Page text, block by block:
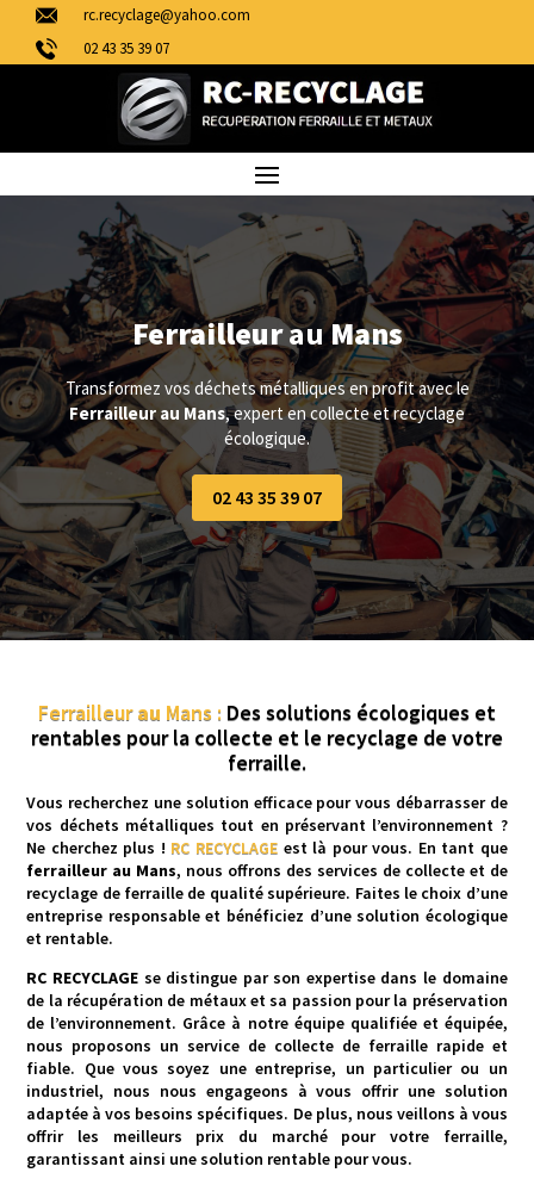
rc.recyclage@yahoo.com
02 43 35 39 07
FerrailleurauMans
Transformez vos déchets métalliques en profit avec le
Ferrailleur au Mans, expert en collecte et recyclage
écologique.
02 43 35 39 07
Ferrailleurau Mans : Des solutions écologiques et
rentables pour la collecte et le recyclage de votre
ferraille.
Vous recherchez une solution efficace pour vous débarrasser de
vos déchets métalliques tout en préservant l’environnement ?
Ne cherchez plus ! RC RECYCLAGEest là pour vous. En tant que
ferrailleur au Mans, nous offrons des services de collecte et de
recyclage de ferraille de qualité supérieure. Faites le choix d’une
entreprise responsable et bénéficiez d’une solution écologique
et rentable.
RC RECYCLAGEse distingue par son expertise dans le domaine
de la récupération de métaux et sa passion pour la préservation
de l’environnement. Grâce à notre équipe qualifiée et équipée,
nous proposons un service de collecte de ferraille rapide et
fiable. Que vous soyez une entreprise, un particulier ou un
industriel, nous nous engageons à vous offrir une solution
adaptée à vos besoins spécifiques. De plus, nous veillons à vous
offrir les meilleurs prix du marché pour votre ferraille,
garantissant ainsi une solution rentable pour vous.